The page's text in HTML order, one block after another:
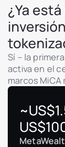
¿Ya
Sí – la
activa en el
marcos MiCA